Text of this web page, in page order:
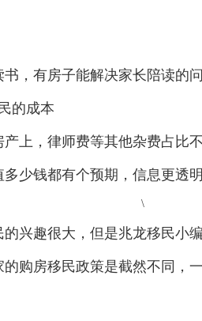
，有房子能解决家长陪读的
的成本
，律师费等其他杂费占比
少钱都有个预期，信息更透明
趣很大，但是兆龙移民小
购房移民政策是截然不同，